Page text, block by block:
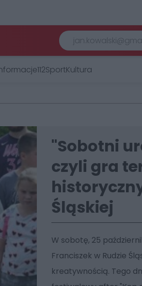
112SportKultura
"Sobotni
czyli gra
Śląskiej
W sobotę, 25
Franciszek w Rudzie
kreatywnością. Tego